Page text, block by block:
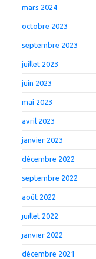
mars 2024
octobre 2023
septembre 2023
juillet 2023
juin 2023
mai 2023
avril 2023
janvier 2023
décembre 2022
septembre 2022
août 2022
juillet 2022
janvier 2022
décembre 2021